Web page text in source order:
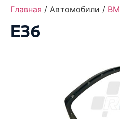
Главная / Автомобили /
E36